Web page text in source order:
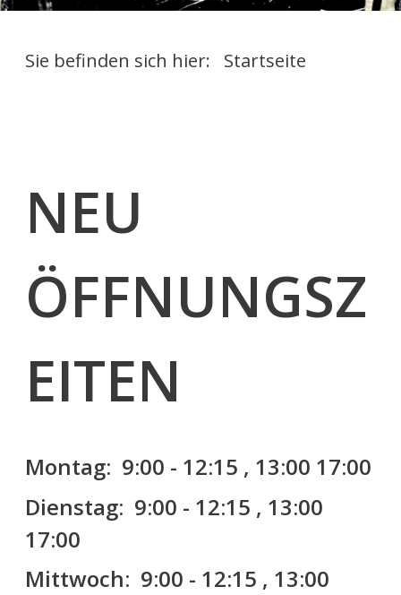
Sie befinden sich hier: Startseite
NEU
ÖFFNUNGSZ
EITEN
Montag: 9:00 - 12:15 , 13:00 17:00
Dienstag: 9:00 - 12:15 , 13:00
17:00
Mittwoch: 9:00 - 12:15 , 13:00